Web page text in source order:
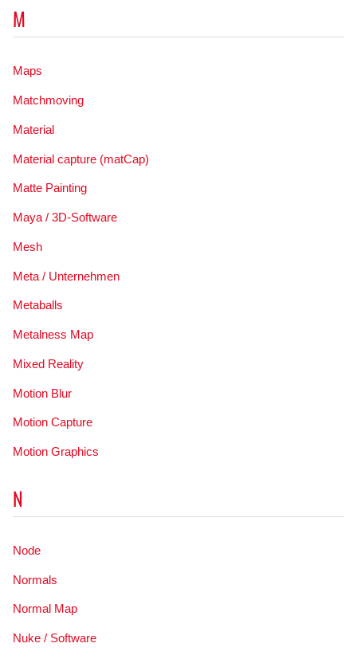
M
Maps
Matchmoving
Material
Material capture (matCap)
Matte Painting
Maya / 3D-Software
Mesh
Meta / Unternehmen
Metaballs
Metalness Map
Mixed Reality
Motion Blur
Motion Capture
Motion Graphics
N
Node
Normals
Normal Map
Nuke / Software